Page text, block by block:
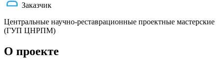
Заказчик
Центральные научно-реставрационные проектные мастерские
(ГУП ЦНРПМ)
О проекте